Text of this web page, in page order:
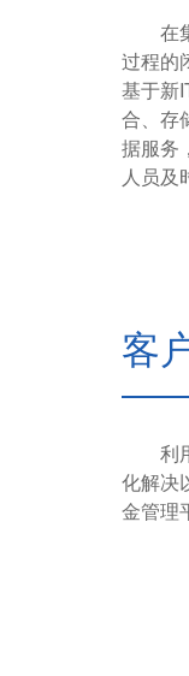
在集
过程的
基于新
合、存
据服务
人员及
客
利用
化解决
金管理